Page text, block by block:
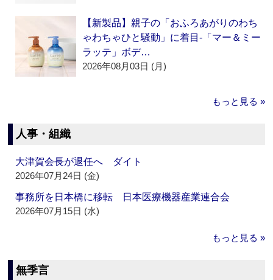
【新製品】親子の「おふろあがりのわち
ゃわちゃひと騒動」に着目‐「マー＆ミー
ラッテ」ボデ…
2026年08月03日 (月)
もっと見る »
人事・組織
大津賀会長が退任へ ダイト
2026年07月24日 (金)
事務所を日本橋に移転 日本医療機器産業連合会
2026年07月15日 (水)
もっと見る »
無季言